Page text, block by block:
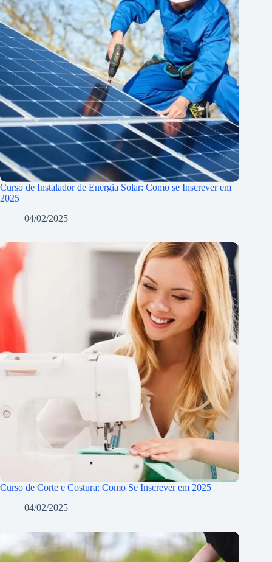
Curso de Instalador de Energia Solar: Como se Inscrever em
2025
04/02/2025
Curso de Corte e Costura: Como Se Inscrever em 2025
04/02/2025